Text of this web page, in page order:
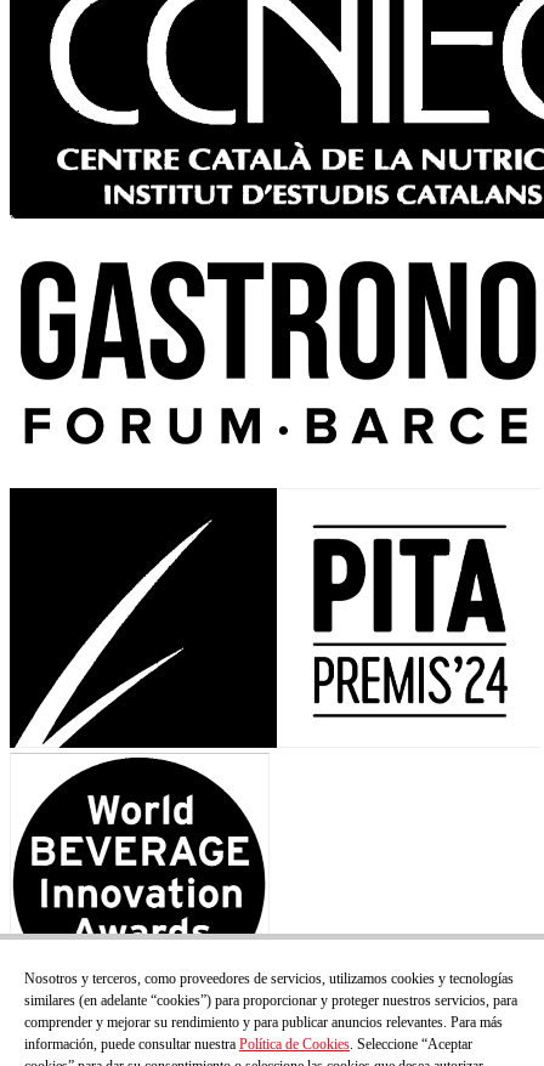
Nosotros y terceros, como proveedores de servicios, utilizamos cookies y tecnologías
similares (en adelante “cookies”) para proporcionar y proteger nuestros servicios, para
comprender y mejorar su rendimiento y para publicar anuncios relevantes. Para más
información, puede consultar nuestra Política de Cookies. Seleccione “Aceptar